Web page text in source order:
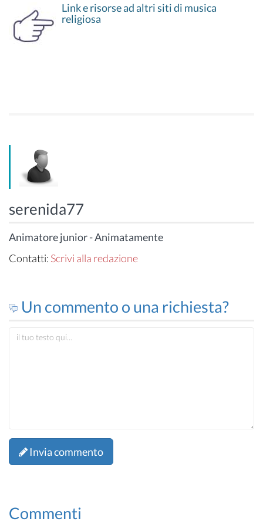
Link e risorse ad altri siti di musica
religiosa
serenida77
Animatore junior - Animatamente
Contatti: Scrivi alla redazione
Un commento o una richiesta?
Invia commento
Commenti